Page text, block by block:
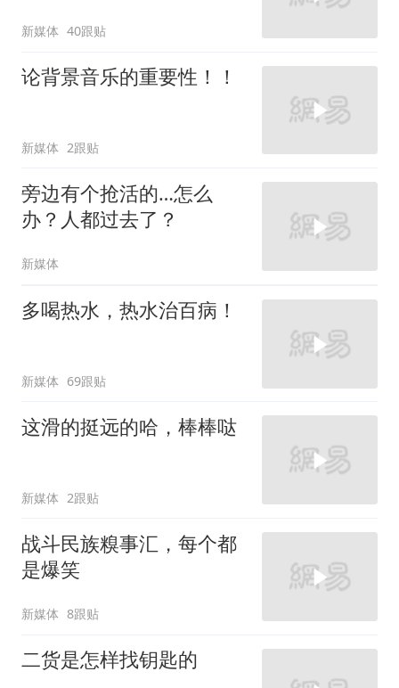
新媒体 40跟贴
论背景音乐的重要性！！
新媒体 2跟贴
旁边有个抢活的…怎么
办？人都过去了？
新媒体
多喝热水，热水治百病！
新媒体 69跟贴
这滑的挺远的哈，棒棒哒
新媒体 2跟贴
战斗民族糗事汇，每个都
是爆笑
新媒体 8跟贴
二货是怎样找钥匙的